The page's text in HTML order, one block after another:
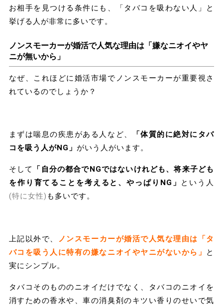
お相手を見つける条件にも、「タバコを吸わない人」と
挙げる人が非常に多いです。
ノンスモーカーが婚活で人気な理由は「嫌なニオイやヤ
ニが無いから」
なぜ、これほどに婚活市場でノンスモーカーが重要視さ
れているのでしょうか？
まずは喘息の疾患がある人など、
「体質的に絶対にタバ
コを吸う人がNG」 がいう人がいます。
そして
「自分の都合でNGではないけれども、将来子ども
を作り育てることを考えると、やっぱりNG」 という人
(特に女性) も多いです。
上記以外で、
ノンスモーカーが婚活で人気な理由は「タ
バコを吸う人に特有の嫌なニオイやヤニがないから」
と
実にシンプル。
タバコそのもののニオイだけでなく、タバコのニオイを
消すための香水や、車の消臭剤のキツい香りのせいで気